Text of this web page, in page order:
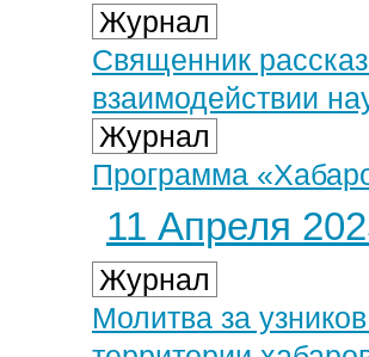
Журнал
Священник
взаимодействии
Журнал
Программа
11 Апреля
Журнал
Молитва за